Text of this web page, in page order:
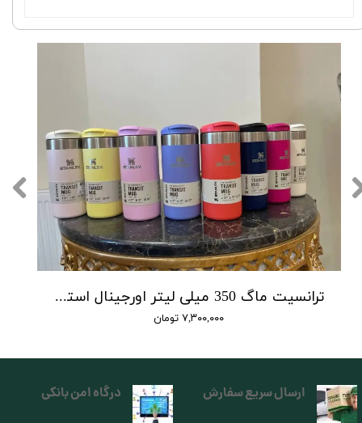
ترانسیت ماگ 350 میلی لیتر اورجینال استنلی تولید 2025
۷,۳۰۰,۰۰۰ تومان
ارسال سریع سفارش درگاه امن بانکی